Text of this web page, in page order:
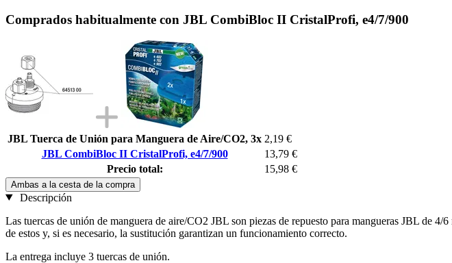
Comprados habitualmente con JBL CombiBloc II CristalProfi, e4/7/900
JBL Tuerca de Unión para Manguera de Aire/CO2, 3x 2,19 €
JBL CombiBloc II CristalProfi, e4/7/900
13,79 €
Precio total:
15,98 €
Ambas a la cesta de la compra
Descripción
Las tuercas de unión de manguera de aire/CO2 JBL son piezas de repuesto para mangueras JBL de
de estos y, si es necesario, la sustitución garantizan un funcionamiento correcto.
La entrega incluye 3 tuercas de unión.